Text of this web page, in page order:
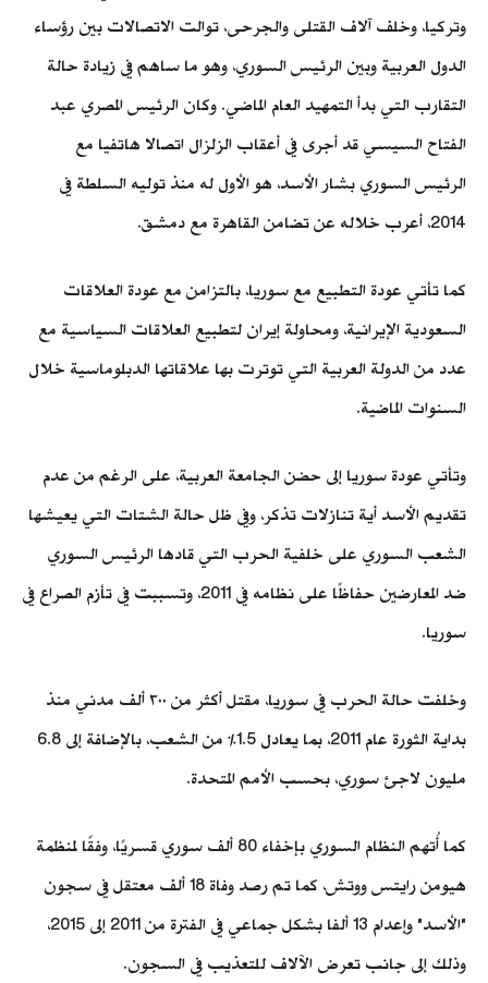
وتركيا، وخلف آلاف القتلى والجرحى، توالت الاتصالات بين رؤساء
الدول العربية وبين الرئيس السوري، وهو ما ساهم في زيادة حالة
التقارب التي بدأ التمهيد العام الماضي. وكان الرئيس المصري عبد
الفتاح السيسي قد أجرى في أعقاب الزلزال اتصالا هاتفيا مع
الرئيس السوري بشار الأسد، هو الأول له منذ توليه السلطة في
2014، أعرب خلاله عن تضامن القاهرة مع دمشق.
كما تأتي عودة التطبيع مع سوريا، بالتزامن مع عودة العلاقات
السعودية الإيرانية، ومحاولة إيران لتطبيع العلاقات السياسية مع
عدد من الدولة العربية التي توترت بها علاقاتها الدبلوماسية خلال
السنوات الماضية.
وتأتي عودة سوريا إلى حضن الجامعة العربية، على الرغم من عدم
تقديم الأسد أية تنازلات تذكر، وفي ظل حالة الشتات التي يعيشها
الشعب السوري على خلفية الحرب التي قادها الرئيس السوري
ضد المعارضين حفاظًا على نظامه في 2011، وتسببت في تأزم الصراع في
سوريا.
وخلفت حالة الحرب في سوريا، مقتل أكثر من ٣٠٠ ألف مدني منذ
بداية الثورة عام 2011، بما يعادل 1.5٪ من الشعب، بالإضافة إلى 6.8
مليون لاجئ سوري، بحسب الأمم المتحدة.
كما أُتهم النظام السوري بإخفاء 80 ألف سوري قسريًا، وفقًا لمنظمة
هيومن رايتس ووتش، كما تم رصد وفاة 18 ألف معتقل في سجون
"الأسد" وإعدام 13 ألفا بشكل جماعي في الفترة من 2011 إلى 2015،
وذلك إلى جانب تعرض الآلاف للتعذيب في السجون.